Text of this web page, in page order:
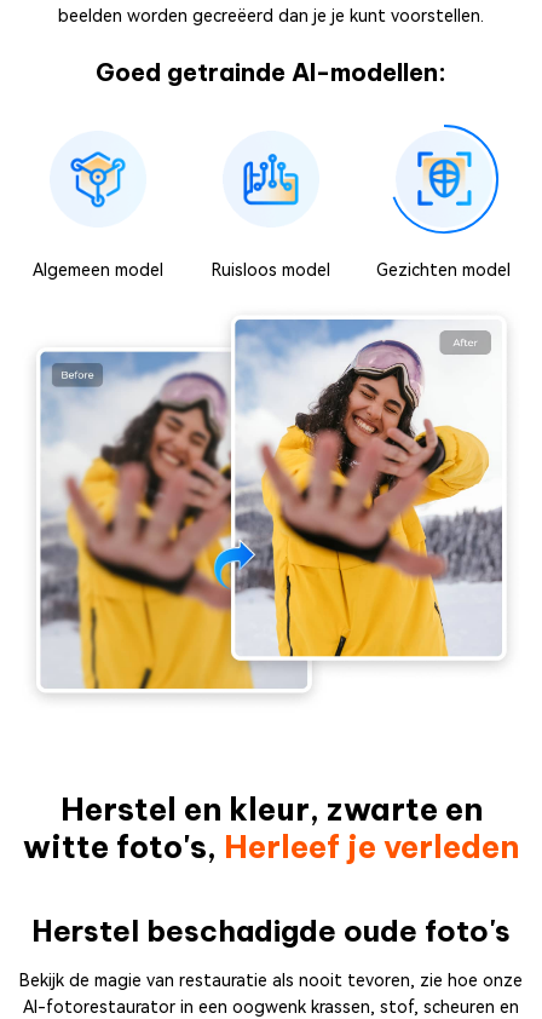
beelden worden gecreëerd dan je je kunt voorstellen.
Goed getrainde AI-modellen:
Algemeen model Ruisloos model Gezichten model
Herstel en kleur, zwarte en
witte foto's, Herleef je verleden
Herstel beschadigde oude foto's
Bekijk de magie van restauratie als nooit tevoren, zie hoe onze
AI-fotorestaurator in een oogwenk krassen, stof, scheuren en